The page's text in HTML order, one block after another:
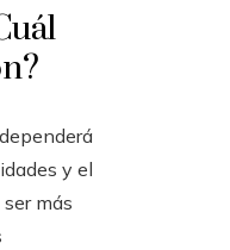
y el
más